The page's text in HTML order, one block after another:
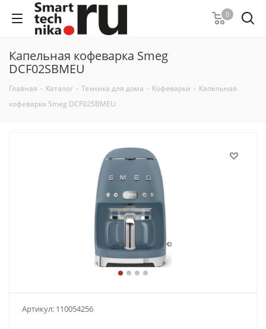
0
Капельная кофеварка Smeg
DCF02SBMEU
Главная - Каталог - Техника для дома - Кофеварки - Капельная
кофеварка Smeg DCF02SBMEU
Артикул: 110054256